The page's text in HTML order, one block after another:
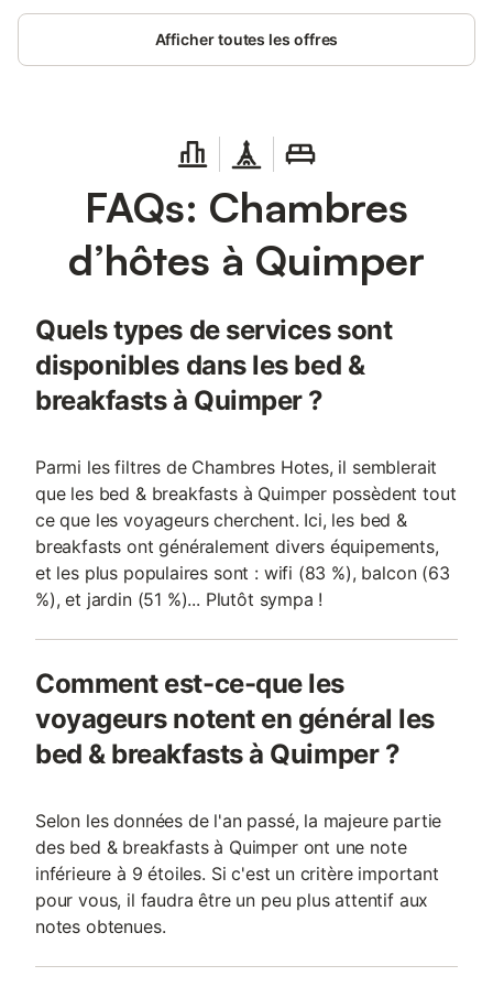
Afficher toutes les offres
FAQs: Chambres
d’hôtes à Quimper
Quels types de services sont
disponibles dans les bed &
breakfasts à Quimper ?
Parmi les filtres de Chambres Hotes, il semblerait
que les bed & breakfasts à Quimper possèdent tout
ce que les voyageurs cherchent. Ici, les bed &
breakfasts ont généralement divers équipements,
et les plus populaires sont : wifi (83 %), balcon (63
%), et jardin (51 %)... Plutôt sympa !
Comment est-ce-que les
voyageurs notent en général les
bed & breakfasts à Quimper ?
Selon les données de l'an passé, la majeure partie
des bed & breakfasts à Quimper ont une note
inférieure à 9 étoiles. Si c'est un critère important
pour vous, il faudra être un peu plus attentif aux
notes obtenues.